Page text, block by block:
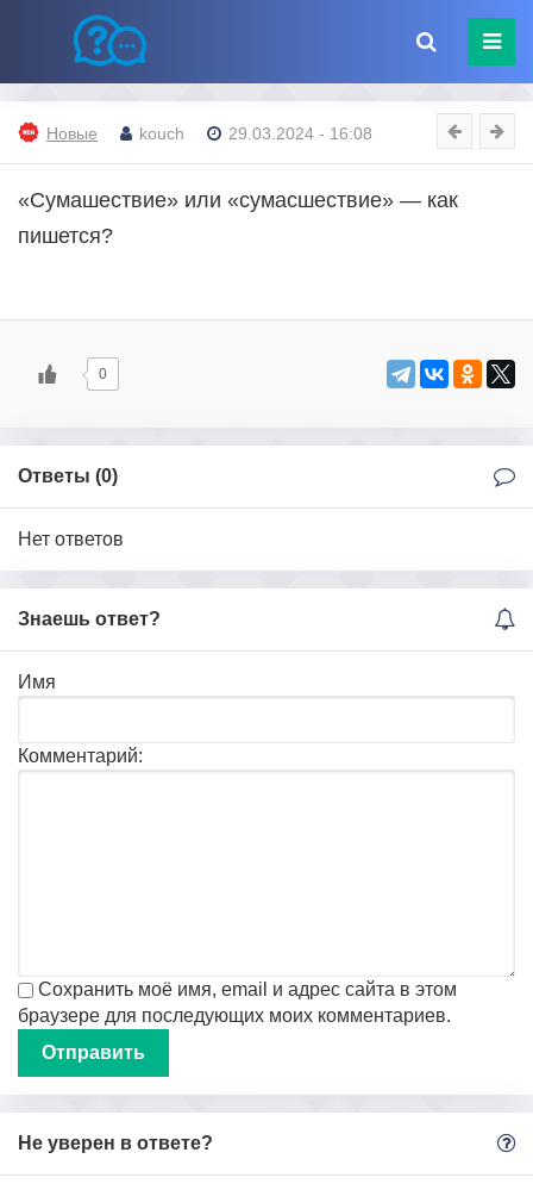
Новые kouch 29.03.2024 - 16:08
«Сумашествие» или «сумасшествие» — как
пишется?
0
Ответы (0)
Нет ответов
Знаешь ответ?
Имя
Комментарий:
Сохранить моё имя, email и адрес сайта в этом
браузере для последующих моих комментариев.
Не уверен в ответе?